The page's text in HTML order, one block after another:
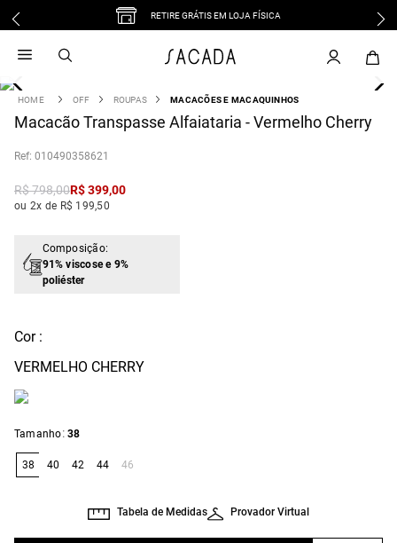
RETIRE GRÁTIS EM LOJA FÍSICA
OFF ROUPAS MACACÕES E MACAQUINHOS
Macacão Transpasse Alfaiataria - Vermelho Cherry
: 010490358621
R$798,00R$399,00
ou 2x de R$ 199,50
Composição:
91% viscose e 9%
poliéster
Cor :
VERMELHO CHERRY
Tamanho: 38
38 40 42 44 46
Provador Virtual
Tabela de Medidas
vestido
3 º blusa
º tricot
º macacão
jeans
º vestido curto